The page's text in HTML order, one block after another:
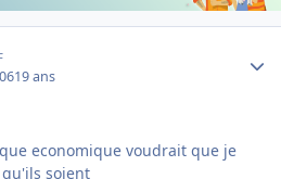
19 ans
economique voudrait que je
soient